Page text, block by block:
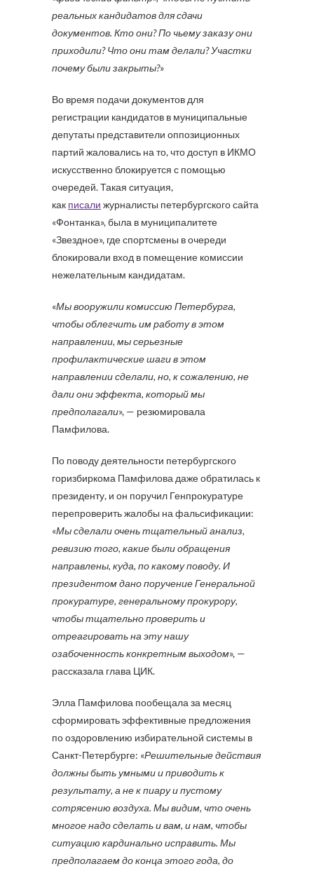
реальных кандидатов для сдачи
документов. Кто они? По чьему заказу они
приходили? Что они там делали? Участки
почему были закрыты?»
Во время подачи документов для
регистрации кандидатов в муниципальные
депутаты представители оппозиционных
партий жаловались на то, что доступ в ИКМО
искусственно блокируется с помощью
очередей. Такая ситуация,
как писали журналисты петербургского сайта
«Фонтанка», была в муниципалитете
«Звездное», где спортсмены в очереди
блокировали вход в помещение комиссии
нежелательным кандидатам.
«Мы вооружили комиссию Петербурга,
чтобы облегчить им работу в этом
направлении, мы серьезные
профилактические шаги в этом
направлении сделали, но, к сожалению, не
дали они эффекта, который мы
предполагали», — резюмировала
Памфилова.
По поводу деятельности петербургского
горизбиркома Памфилова даже обратилась к
президенту, и он поручил Генпрокуратуре
перепроверить жалобы на фальсификации:
«Мы сделали очень тщательный анализ,
ревизию того, какие были обращения
направлены, куда, по какому поводу. И
президентом дано поручение Генеральной
прокуратуре, генеральному прокурору,
чтобы тщательно проверить и
отреагировать на эту нашу
озабоченность конкретным выходом», —
рассказала глава ЦИК.
Элла Памфилова пообещала за месяц
сформировать эффективные предложения
по оздоровлению избирательной системы в
Санкт-Петербурге: «Решительные действия
должны быть умными и приводить к
результату, а не к пиару и пустому
сотрясению воздуха. Мы видим, что очень
многое надо сделать и вам, и нам, чтобы
ситуацию кардинально исправить. Мы
предполагаем до конца этого года, до